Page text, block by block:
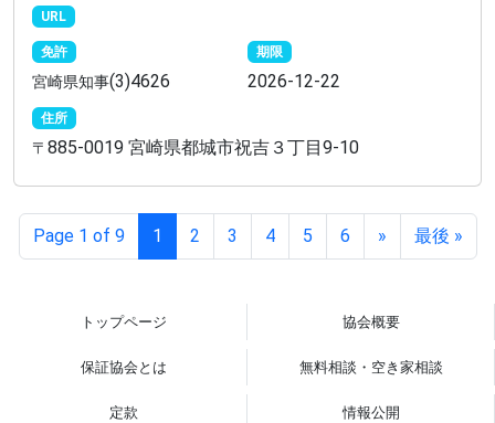
URL
免許
宮崎県知事(3)4626
期限
2026-12-22
住所
〒 885-0019 宮崎県都城市祝吉３丁目9-10
Page 1 of 9 1 2 3 4 5
6
» 最後 »
トップページ 協会概要
保証協会とは 無料相談・空き家相談
定款 情報公開